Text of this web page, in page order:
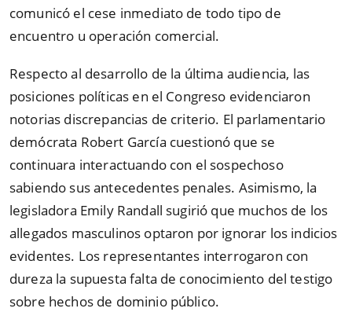
comunicó el cese inmediato de todo tipo de
encuentro u operación comercial.
Respecto al desarrollo de la última audiencia, las
posiciones políticas en el Congreso evidenciaron
notorias discrepancias de criterio. El parlamentario
demócrata Robert García cuestionó que se
continuara interactuando con el sospechoso
sabiendo sus antecedentes penales. Asimismo, la
legisladora Emily Randall sugirió que muchos de los
allegados masculinos optaron por ignorar los indicios
evidentes. Los representantes interrogaron con
dureza la supuesta falta de conocimiento del testigo
sobre hechos de dominio público.